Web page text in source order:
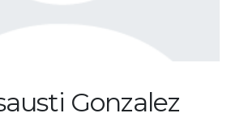
Gonzalez